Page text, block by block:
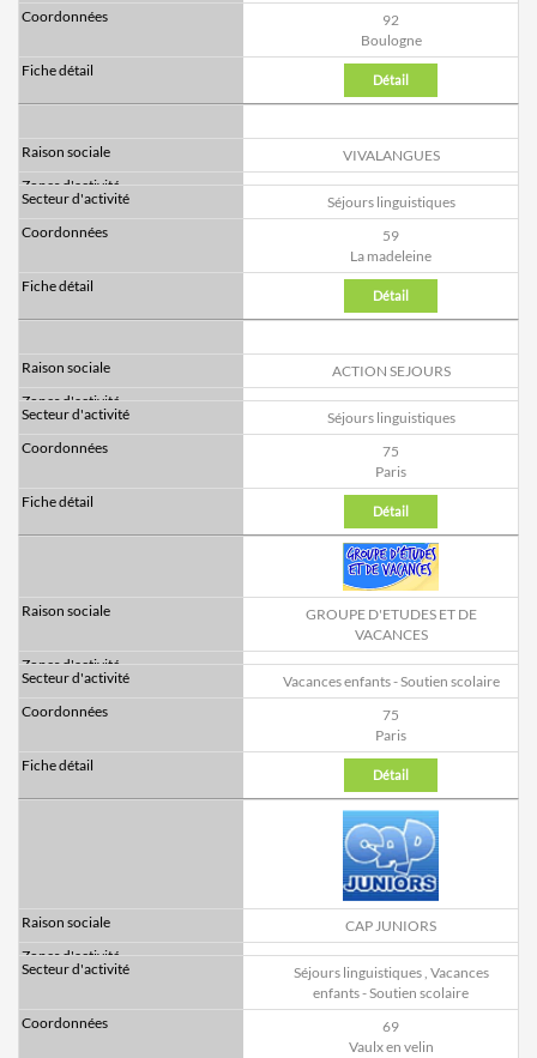
92
Boulogne
Détail
VIVALANGUES
Séjours linguistiques
59
La madeleine
Détail
ACTION SEJOURS
Séjours linguistiques
75
Paris
Détail
GROUPE D'ETUDES ET DE
VACANCES
Vacances enfants - Soutien scolaire
75
Paris
Détail
CAP JUNIORS
Séjours linguistiques, Vacances
enfants - Soutien scolaire
69
Vaulx en velin